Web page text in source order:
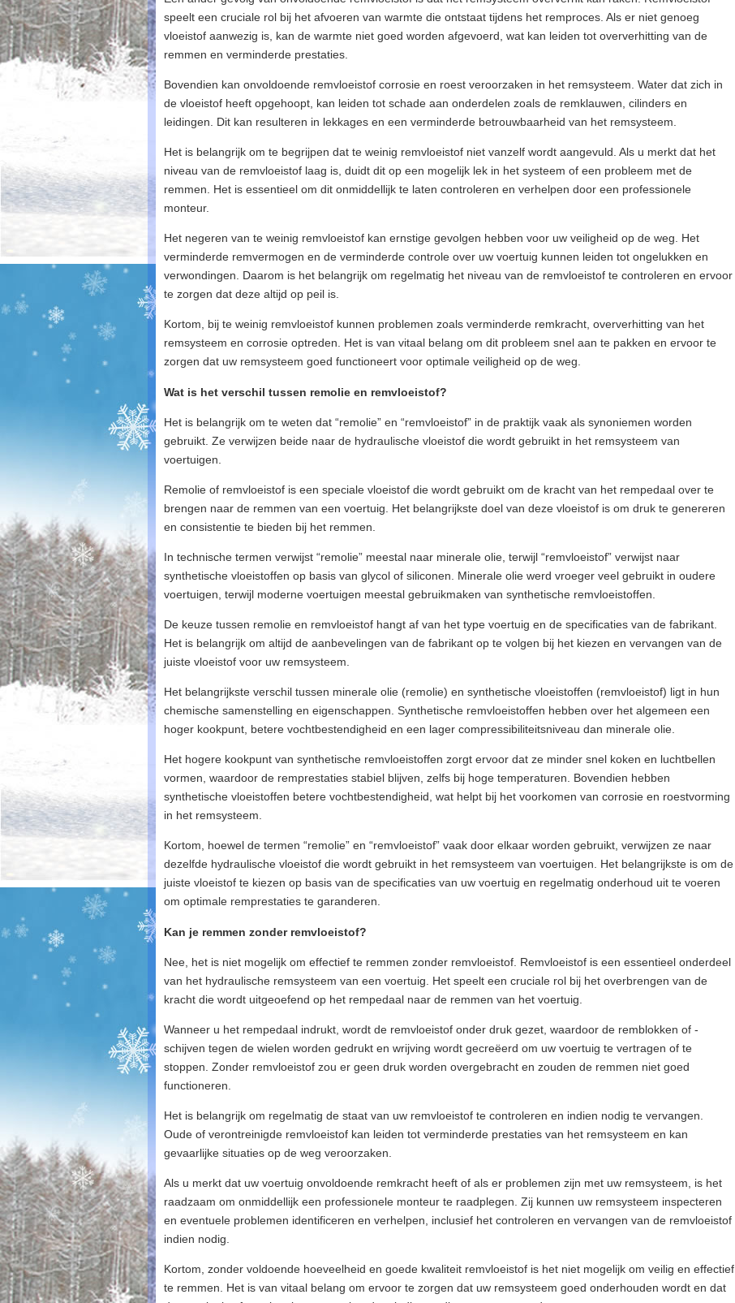
speelt een cruciale rol bij het afvoeren van warmte die ontstaat tijdens het remproces. Als er niet genoeg
vloeistof aanwezig is, kan de warmte niet goed worden afgevoerd, wat kan leiden tot oververhitting van de
remmen en verminderde prestaties.
Bovendien kan onvoldoende remvloeistof corrosie en roest veroorzaken in het remsysteem. Water dat zich in
de vloeistof heeft opgehoopt, kan leiden tot schade aan onderdelen zoals de remklauwen, cilinders en
leidingen. Dit kan resulteren in lekkages en een verminderde betrouwbaarheid van het remsysteem.
Het is belangrijk om te begrijpen dat te weinig remvloeistof niet vanzelf wordt aangevuld. Als u merkt dat het
niveau van de remvloeistof laag is, duidt dit op een mogelijk lek in het systeem of een probleem met de
remmen. Het is essentieel om dit onmiddellijk te laten controleren en verhelpen door een professionele
monteur.
Het negeren van te weinig remvloeistof kan ernstige gevolgen hebben voor uw veiligheid op de weg. Het
verminderde remvermogen en de verminderde controle over uw voertuig kunnen leiden tot ongelukken en
verwondingen. Daarom is het belangrijk om regelmatig het niveau van de remvloeistof te controleren en ervoor
te zorgen dat deze altijd op peil is.
Kortom, bij te weinig remvloeistof kunnen problemen zoals verminderde remkracht, oververhitting van het
remsysteem en corrosie optreden. Het is van vitaal belang om dit probleem snel aan te pakken en ervoor te
zorgen dat uw remsysteem goed functioneert voor optimale veiligheid op de weg.
Wat is het verschil tussen remolie en remvloeistof?
Het is belangrijk om te weten dat “remolie” en “remvloeistof” in de praktijk vaak als synoniemen worden
gebruikt. Ze verwijzen beide naar de hydraulische vloeistof die wordt gebruikt in het remsysteem van
voertuigen.
Remolie of remvloeistof is een speciale vloeistof die wordt gebruikt om de kracht van het rempedaal over te
brengen naar de remmen van een voertuig. Het belangrijkste doel van deze vloeistof is om druk te genereren
en consistentie te bieden bij het remmen.
In technische termen verwijst “remolie” meestal naar minerale olie, terwijl “remvloeistof” verwijst naar
synthetische vloeistoffen op basis van glycol of siliconen. Minerale olie werd vroeger veel gebruikt in oudere
voertuigen, terwijl moderne voertuigen meestal gebruikmaken van synthetische remvloeistoffen.
De keuze tussen remolie en remvloeistof hangt af van het type voertuig en de specificaties van de fabrikant.
Het is belangrijk om altijd de aanbevelingen van de fabrikant op te volgen bij het kiezen en vervangen van de
juiste vloeistof voor uw remsysteem.
Het belangrijkste verschil tussen minerale olie (remolie) en synthetische vloeistoffen (remvloeistof) ligt in hun
chemische samenstelling en eigenschappen. Synthetische remvloeistoffen hebben over het algemeen een
hoger kookpunt, betere vochtbestendigheid en een lager compressibiliteitsniveau dan minerale olie.
Het hogere kookpunt van synthetische remvloeistoffen zorgt ervoor dat ze minder snel koken en luchtbellen
vormen, waardoor de remprestaties stabiel blijven, zelfs bij hoge temperaturen. Bovendien hebben
synthetische vloeistoffen betere vochtbestendigheid, wat helpt bij het voorkomen van corrosie en roestvorming
in het remsysteem.
Kortom, hoewel de termen “remolie” en “remvloeistof” vaak door elkaar worden gebruikt, verwijzen ze naar
dezelfde hydraulische vloeistof die wordt gebruikt in het remsysteem van voertuigen. Het belangrijkste is om de
juiste vloeistof te kiezen op basis van de specificaties van uw voertuig en regelmatig onderhoud uit te voeren
om optimale remprestaties te garanderen.
Kan je remmen zonder remvloeistof?
Nee, het is niet mogelijk om effectief te remmen zonder remvloeistof. Remvloeistof is een essentieel onderdeel
van het hydraulische remsysteem van een voertuig. Het speelt een cruciale rol bij het overbrengen van de
kracht die wordt uitgeoefend op het rempedaal naar de remmen van het voertuig.
Wanneer u het rempedaal indrukt, wordt de remvloeistof onder druk gezet, waardoor de remblokken of -
schijven tegen de wielen worden gedrukt en wrijving wordt gecreëerd om uw voertuig te vertragen of te
stoppen. Zonder remvloeistof zou er geen druk worden overgebracht en zouden de remmen niet goed
functioneren.
Het is belangrijk om regelmatig de staat van uw remvloeistof te controleren en indien nodig te vervangen.
Oude of verontreinigde remvloeistof kan leiden tot verminderde prestaties van het remsysteem en kan
gevaarlijke situaties op de weg veroorzaken.
Als u merkt dat uw voertuig onvoldoende remkracht heeft of als er problemen zijn met uw remsysteem, is het
raadzaam om onmiddellijk een professionele monteur te raadplegen. Zij kunnen uw remsysteem inspecteren
en eventuele problemen identificeren en verhelpen, inclusief het controleren en vervangen van de remvloeistof
indien nodig.
Kortom, zonder voldoende hoeveelheid en goede kwaliteit remvloeistof is het niet mogelijk om veilig en effectief
te remmen. Het is van vitaal belang om ervoor te zorgen dat uw remsysteem goed onderhouden wordt en dat